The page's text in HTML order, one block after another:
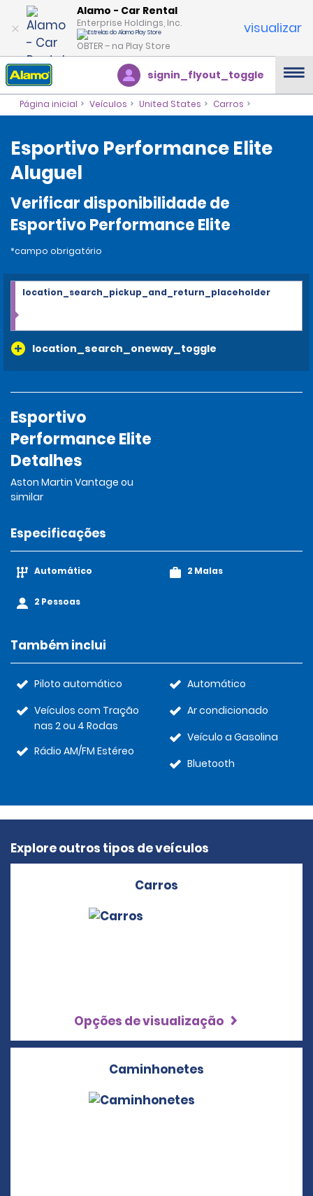
Alamo - Car Rental
Enterprise Holdings, Inc.
OBTER – na Play Store
visualizar
signin_flyout_toggle
Página inicial Veículos United States Carros
Esportivo Performance Elite
Aluguel
Verificar disponibilidade de
Esportivo Performance Elite
*campo obrigatório
location_search_oneway_toggle
location_search_pickup_and_return_placeholder
Esportivo
Performance Elite
Detalhes
Aston Martin Vantage ou
similar
Especificações
Automático
2 Pessoas
2 Malas
Também inclui
Piloto automático
Veículos com Tração
nas 2 ou 4 Rodas
Rádio AM/FM Estéreo
Automático
Ar condicionado
Veículo a Gasolina
Bluetooth
Explore outros tipos de veículos
Carros
Opções de visualização
Caminhonetes